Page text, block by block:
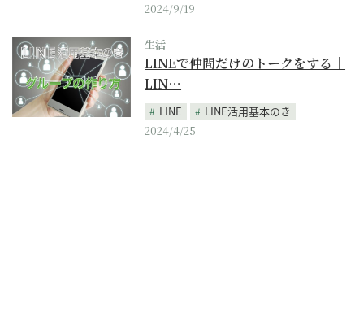
2024/9/19
生活
LINEで仲間だけのトークをする｜
LIN…
LINE
LINE活用基本のき
2024/4/25